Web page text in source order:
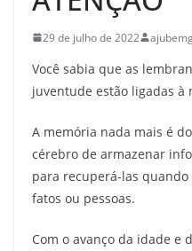
29 de julho de 2022
Você sabia que as
juventude estão ligadas à
A memória nada mais é
cérebro de armazenar
para recuperá-las
fatos ou pessoas.
Com o avanço da idade e